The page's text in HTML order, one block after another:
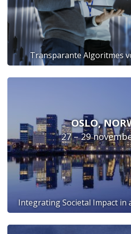
Transparante Algoritmes
OSLO,
27 – 29
Integrating Societal Impact in